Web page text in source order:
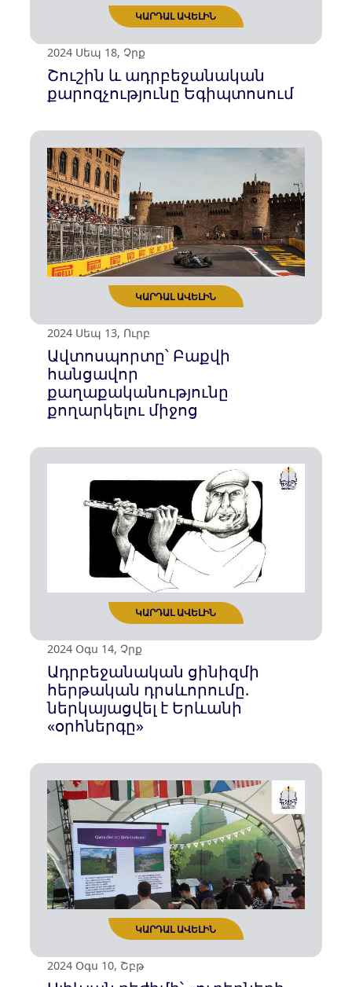
ԿԱՐԴԱԼ ԱՎԵԼԻՆ
2024 Հոկ 18, Ուրբ
Մշակույթը՝ հակահայկական
քարոզչամիջոց
2024 Հոկ 17, Հնգ
Ադրբեջանի ականային
քարոզչությունը Հայաստանի
դեմ
2024 Սեպ 18, Չրք
Շուշին և ադրբեջանական
քարոզչությունը Եգիպտոսում
2024 Սեպ 13, Ուրբ